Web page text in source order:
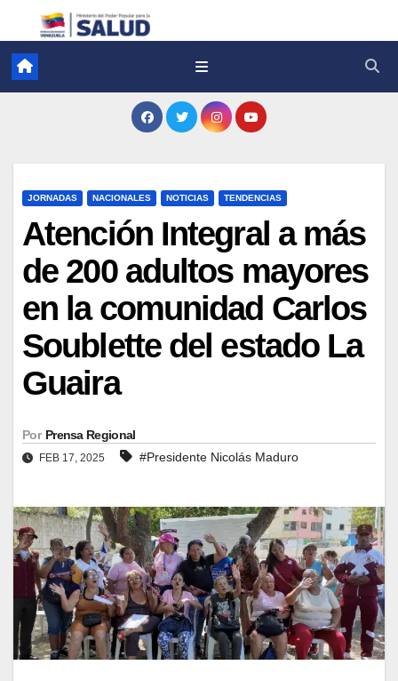
JORNADAS NACIONALES NOTICIAS TENDENCIAS
Atención Integral a más
de 200 adultos mayores
en la comunidad Carlos
Soublette del estado La
Guaira
Por Prensa Regional
FEB 17, 2025 #Presidente Nicolás Maduro